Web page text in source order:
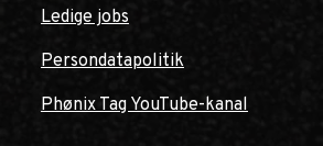
Ledige jobs
Persondatapolitik
Phønix Tag YouTube-kanal